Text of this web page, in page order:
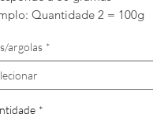
Quantidade 2 = 100g
argolas *
*